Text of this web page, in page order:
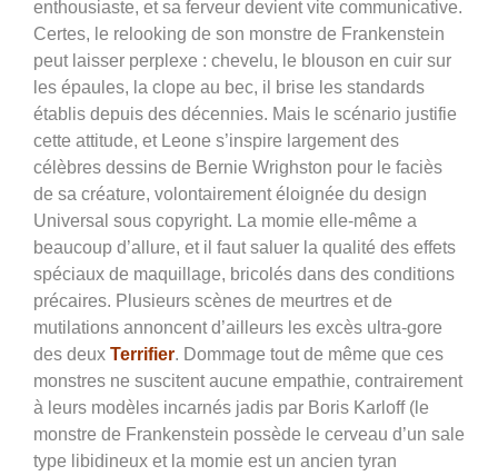
enthousiaste, et sa ferveur devient vite communicative.
Certes, le relooking de son monstre de Frankenstein
peut laisser perplexe : chevelu, le blouson en cuir sur
les épaules, la clope au bec, il brise les standards
établis depuis des décennies. Mais le scénario justifie
cette attitude, et Leone s’inspire largement des
célèbres dessins de Bernie Wrighston pour le faciès
de sa créature, volontairement éloignée du design
Universal sous copyright. La momie elle-même a
beaucoup d’allure, et il faut saluer la qualité des effets
spéciaux de maquillage, bricolés dans des conditions
précaires. Plusieurs scènes de meurtres et de
mutilations annoncent d’ailleurs les excès ultra-gore
des deux Terrifier. Dommage tout de même que ces
monstres ne suscitent aucune empathie, contrairement
à leurs modèles incarnés jadis par Boris Karloff (le
monstre de Frankenstein possède le cerveau d’un sale
type libidineux et la momie est un ancien tyran